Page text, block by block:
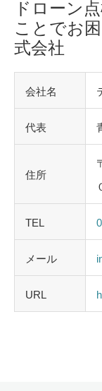
ドローン
ことでお
式会社
会社名
代表
住所
TEL
メール
URL